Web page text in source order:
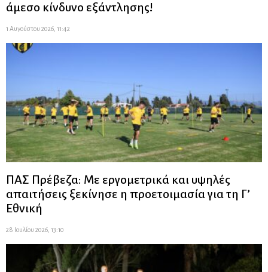
άμεσο κίνδυνο εξάντλησης!
1 Αυγούστου 2026, 11:42
ΠΑΣ Πρέβεζα: Με εργομετρικά και υψηλές
απαιτήσεις ξεκίνησε η προετοιμασία για τη Γ’
Εθνική
28 Ιουλίου 2026, 13:10